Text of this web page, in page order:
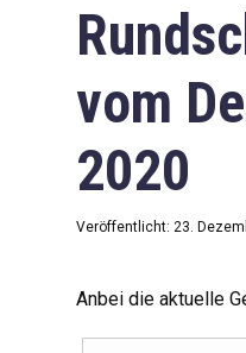
vom
2020
Veröffentlicht: 23.
Anbei die aktuelle